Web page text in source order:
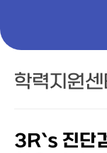
학력지원
3R`s 진단